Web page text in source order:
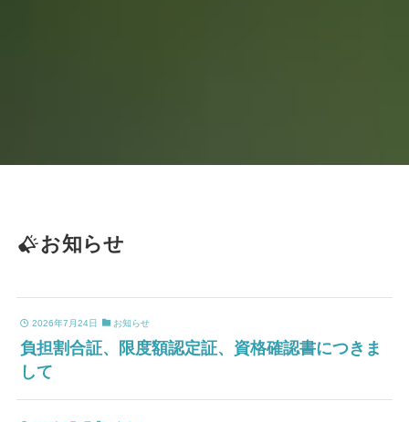
お知らせ
2026年7月24日 お知らせ
負担割合証、限度額認定証、資格確認書につきま
して